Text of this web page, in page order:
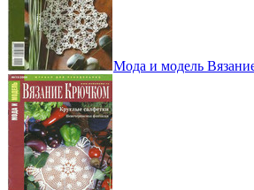
Мода и модель